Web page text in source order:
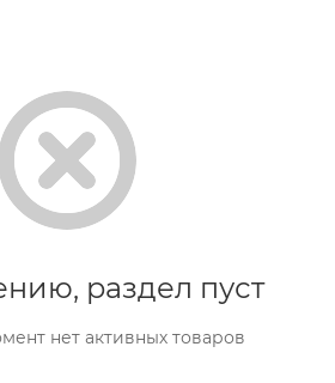
раздел пуст
нет активных товаров